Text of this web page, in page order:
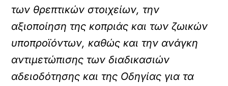
των θρεπτικών στοιχείων, την
αξιοποίηση της κοπριάς και των ζωικών
υποπροϊόντων, καθώς και την ανάγκη
αντιμετώπισης των διαδικασιών
αδειοδότησης και της Οδηγίας για τα